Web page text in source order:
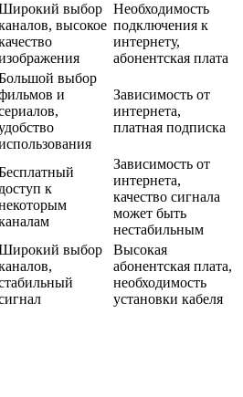
выбор
высокое
Необходимость
подключения к
интернету,
абонентская плата
выбор
и
Зависимость от
интернета,
платная подписка
к
Зависимость от
интернета,
качество сигнала
может быть
нестабильным
выбор
Высокая
абонентская плата,
необходимость
установки кабеля